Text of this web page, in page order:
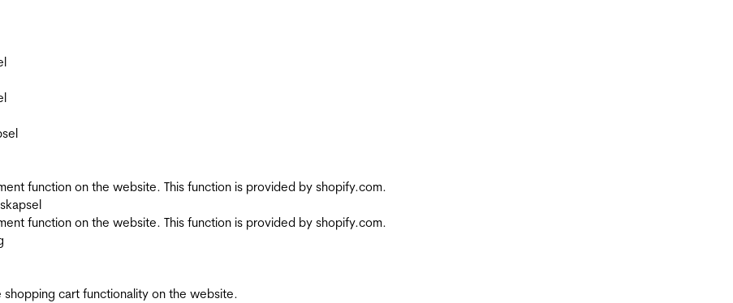
function on the website. This function is provided by shopify.com.
function on the website. This function is provided by shopify.com.
shopping cart functionality on the website.